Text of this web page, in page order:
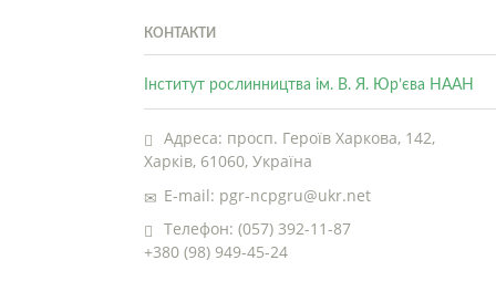
КОНТАКТИ
Інститут рослинництва ім. В. Я. Юр’єва НААН
Адреса: просп. Героїв Харкова, 142,
Харків, 61060, Україна
E-mail: pgr-ncpgru@ukr.net
Телефон: (057) 392-11-87
+380 (98) 949-45-24